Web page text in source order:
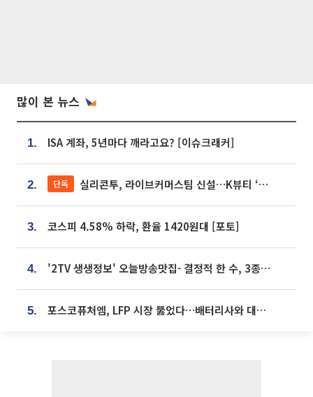
많이 본 뉴스
1. ISA 계좌, 5년마다 깨라고요? [이슈크래커]
2. 단독 실리콘투, 라이브커머스팀 신설…K뷰티 ‘글로벌 판매망’ 확대[K뷰티 라방戰]
3. 코스피 4.58% 하락, 환율 1420원대 [포토]
4. '2TV 생생정보' 오늘방송맛집- 결정적 한 수, 3종 메밀면! 메밀 소바 맛집 '의○○○○'
5. 포스코퓨처엠, LFP 시장 뚫었다…배터리사와 대규모 장기 공급 합의